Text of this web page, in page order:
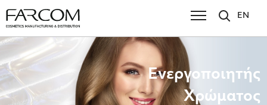
EN
Ενεργοποιητής
Χρώματος